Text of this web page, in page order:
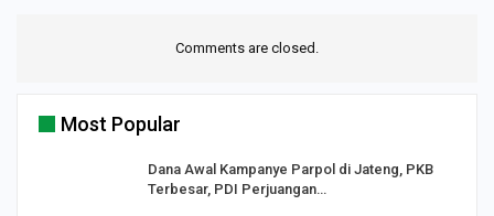
Comments are closed.
Most Popular
Dana Awal Kampanye Parpol di Jateng, PKB
Terbesar, PDI Perjuangan…